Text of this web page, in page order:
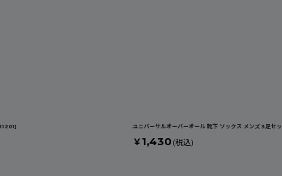
] ユニバーサルオーバーオール 靴下 ソックス メンズ 3足セ
￥ 1,430 (税込)